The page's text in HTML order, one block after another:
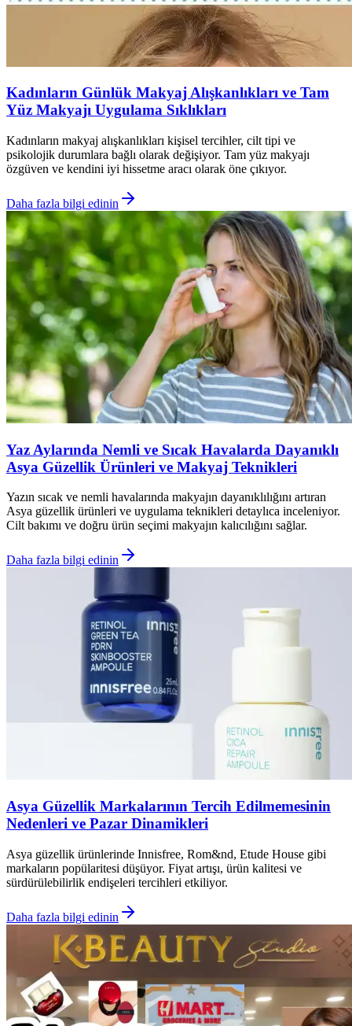
Kadınların Günlük Makyaj Alışkanlıkları ve Tam
Yüz Makyajı Uygulama Sıklıkları
Kadınların makyaj alışkanlıkları kişisel tercihler, cilt tipi ve
psikolojik durumlara bağlı olarak değişiyor. Tam yüz makyajı
özgüven ve kendini iyi hissetme aracı olarak öne çıkıyor.
Daha fazla bilgi edinin
Yaz Aylarında Nemli ve Sıcak Havalarda Dayanıklı
Asya Güzellik Ürünleri ve Makyaj Teknikleri
Yazın sıcak ve nemli havalarında makyajın dayanıklılığını artıran
Asya güzellik ürünleri ve uygulama teknikleri detaylıca inceleniyor.
Cilt bakımı ve doğru ürün seçimi makyajın kalıcılığını sağlar.
Daha fazla bilgi edinin
Asya Güzellik Markalarının Tercih Edilmemesinin
Nedenleri ve Pazar Dinamikleri
Asya güzellik ürünlerinde Innisfree, Rom&nd, Etude House gibi
markaların popülaritesi düşüyor. Fiyat artışı, ürün kalitesi ve
sürdürülebilirlik endişeleri tercihleri etkiliyor.
Daha fazla bilgi edinin